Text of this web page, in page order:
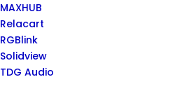
MAXHUB
Relacart
RGBlink
Solidview
TDG Audio